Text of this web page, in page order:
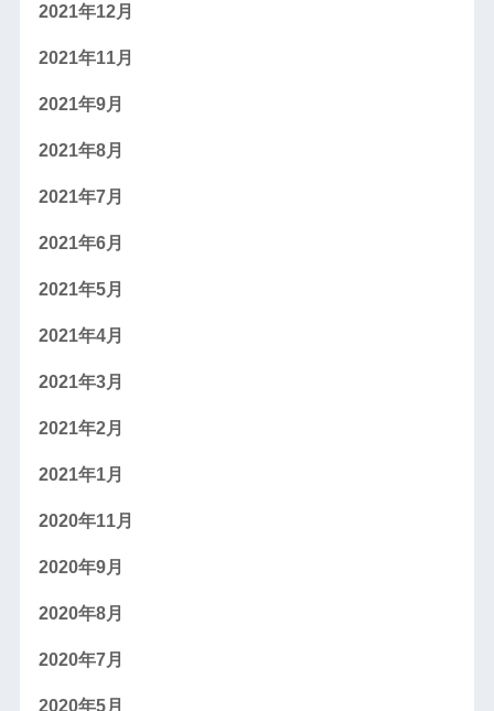
2021年12月
2021年11月
2021年9月
2021年8月
2021年7月
2021年6月
2021年5月
2021年4月
2021年3月
2021年2月
2021年1月
2020年11月
2020年9月
2020年8月
2020年7月
2020年5月